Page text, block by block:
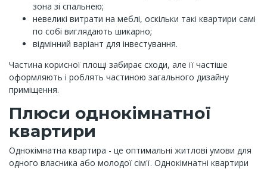
зона зі спальнею;
невеликі витрати на меблі, оскільки такі квартири самі
по собі виглядають шикарно;
відмінний варіант для інвестування.
Частина корисної площі забирає сходи, але її частіше
оформляють і роблять частиною загального дизайну
приміщення.
Плюси однокімнатної
квартири
Однокімнатна квартира - це оптимальні житлові умови для
одного власника або молодої сім'ї. Однокімнатні квартири